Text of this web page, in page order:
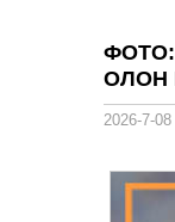
ОЛОН
2026-7-08